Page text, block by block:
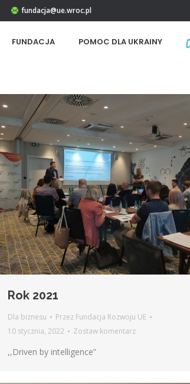
fundacja@ue.wroc.pl
FUNDACJA POMOC DLA UKRAINY
Rok 2021
Dla biznesu Przez Fundacja Rozwoju UE
10 stycznia, 2022
Zostaw komentarz
,,Driven by intelligence”